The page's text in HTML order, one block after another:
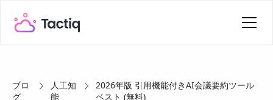
ブロ
グ
人工知
能
2026年版 引用機能付きAI会議要約ツール
ベスト (無料)